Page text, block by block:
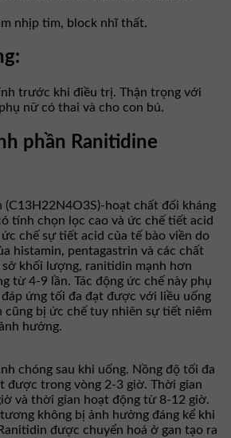
nhịp tim, block nhĩ thất.
trước khi điều trị. Thận trọng với
nữ có thai và cho con bú.
phần Ranitidine
(C13H22N4O3S)-hoạt chất đối kháng
tính chọn lọc cao và ức chế tiết acid
chế sự tiết acid của tế bào viền do
histamin, pentagastrin và các chất
sở khối lượng, ranitidin mạnh hơn
từ 4-9 lần. Tác động ức chế này phụ
ứng tối đa đạt được với liều uống
cũng bị ức chế tuy nhiên sự tiết niêm
hưởng.
chóng sau khi uống. Nồng độ tối đa
được trong vòng 2-3 giờ. Thời gian
và thời gian hoạt động từ 8-12 giờ.
không bị ảnh hưởng đáng kể khi
được chuyển hoá ở gan tạo ra